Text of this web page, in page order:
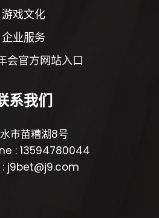
游戏文化
企业服务
会官方网站入口
系我们
市苗糟湖8号
: 13594780044
j9bet@j9.com